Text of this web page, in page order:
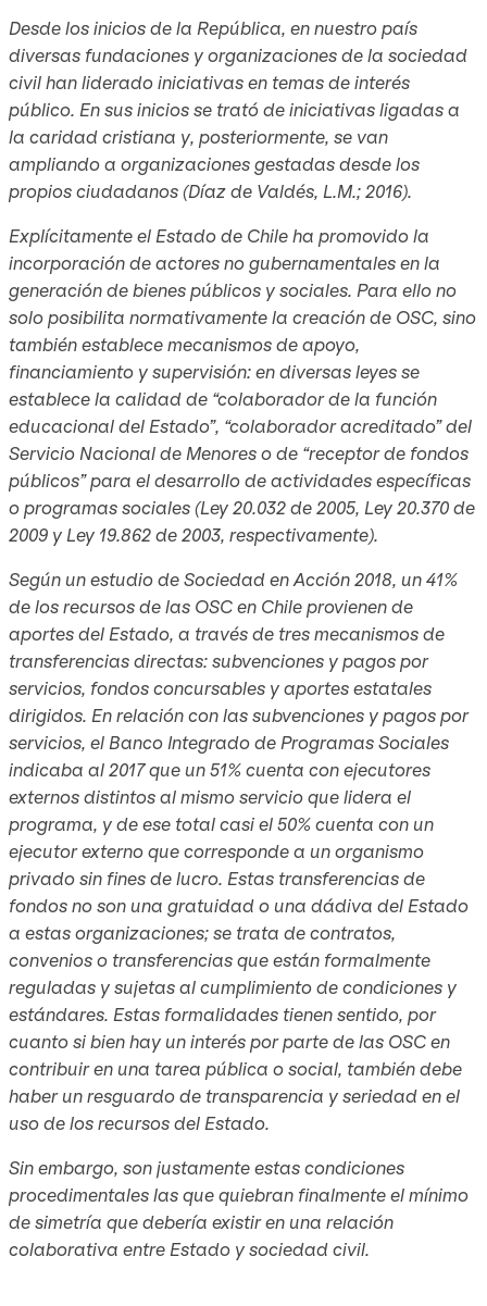
Desde los inicios de la República, en nuestro país
diversas fundaciones y organizaciones de la sociedad
civil han liderado iniciativas en temas de interés
público. En sus inicios se trató de iniciativas ligadas a
la caridad cristiana y, posteriormente, se van
ampliando a organizaciones gestadas desde los
propios ciudadanos (Díaz de Valdés, L.M.; 2016).
Explícitamente el Estado de Chile ha promovido la
incorporación de actores no gubernamentales en la
generación de bienes públicos y sociales. Para ello no
solo posibilita normativamente la creación de OSC, sino
también establece mecanismos de apoyo,
financiamiento y supervisión: en diversas leyes se
establece la calidad de “colaborador de la función
educacional del Estado”, “colaborador acreditado” del
Servicio Nacional de Menores o de “receptor de fondos
públicos” para el desarrollo de actividades específicas
o programas sociales (Ley 20.032 de 2005, Ley 20.370 de
2009 y Ley 19.862 de 2003, respectivamente).
Según un estudio de Sociedad en Acción 2018, un 41%
de los recursos de las OSC en Chile provienen de
aportes del Estado, a través de tres mecanismos de
transferencias directas: subvenciones y pagos por
servicios, fondos concursables y aportes estatales
dirigidos. En relación con las subvenciones y pagos por
servicios, el Banco Integrado de Programas Sociales
indicaba al 2017 que un 51% cuenta con ejecutores
externos distintos al mismo servicio que lidera el
programa, y de ese total casi el 50% cuenta con un
ejecutor externo que corresponde a un organismo
privado sin fines de lucro. Estas transferencias de
fondos no son una gratuidad o una dádiva del Estado
a estas organizaciones; se trata de contratos,
convenios o transferencias que están formalmente
reguladas y sujetas al cumplimiento de condiciones y
estándares. Estas formalidades tienen sentido, por
cuanto si bien hay un interés por parte de las OSC en
contribuir en una tarea pública o social, también debe
haber un resguardo de transparencia y seriedad en el
uso de los recursos del Estado.
Sin embargo, son justamente estas condiciones
procedimentales las que quiebran finalmente el mínimo
de simetría que debería existir en una relación
colaborativa entre Estado y sociedad civil.